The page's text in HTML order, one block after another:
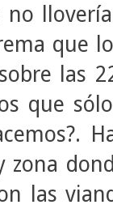
no
que
las
que
zona
las